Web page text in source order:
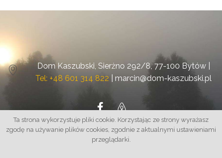
Dom Kaszubski, Sierżno 292/8, 77-100 Bytów |
Tel: +48 601 314 822
marcin@dom-kaszubski.pl
© Dom Kaszubski 2020 -2026 | Polityka prywatności
Ta strona wykorzystuje pliki cookie. Korzystając ze strony wyrażasz
zgodę na używanie plików cookies, zgodnie z aktualnymi ustawieniami
przeglądarki.